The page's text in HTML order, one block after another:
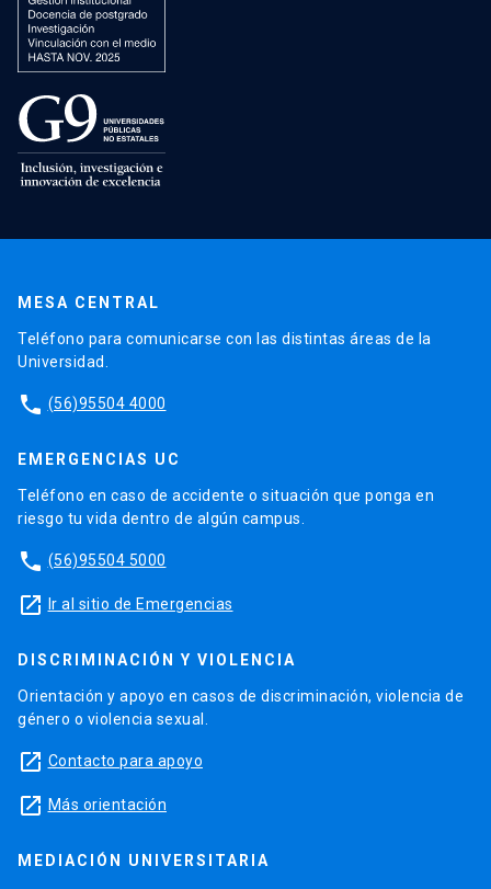
MESA CENTRAL
Teléfono para comunicarse con las distintas áreas de la
Universidad.
phone (56)95504 4000
EMERGENCIAS UC
Teléfono en caso de accidente o situación que ponga en
riesgo tu vida dentro de algún campus.
phone (56)95504 5000
launch Ir al sitio de Emergencias
DISCRIMINACIÓN Y VIOLENCIA
Orientación y apoyo en casos de discriminación, violencia de
género o violencia sexual.
launch Contacto para apoyo
launch Más orientación
MEDIACIÓN UNIVERSITARIA